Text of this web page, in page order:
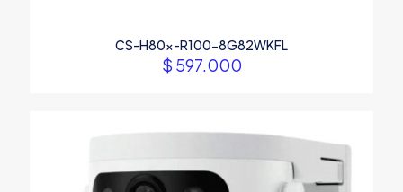
CS-H80x-R100-8G82WKFL
$ 597.000